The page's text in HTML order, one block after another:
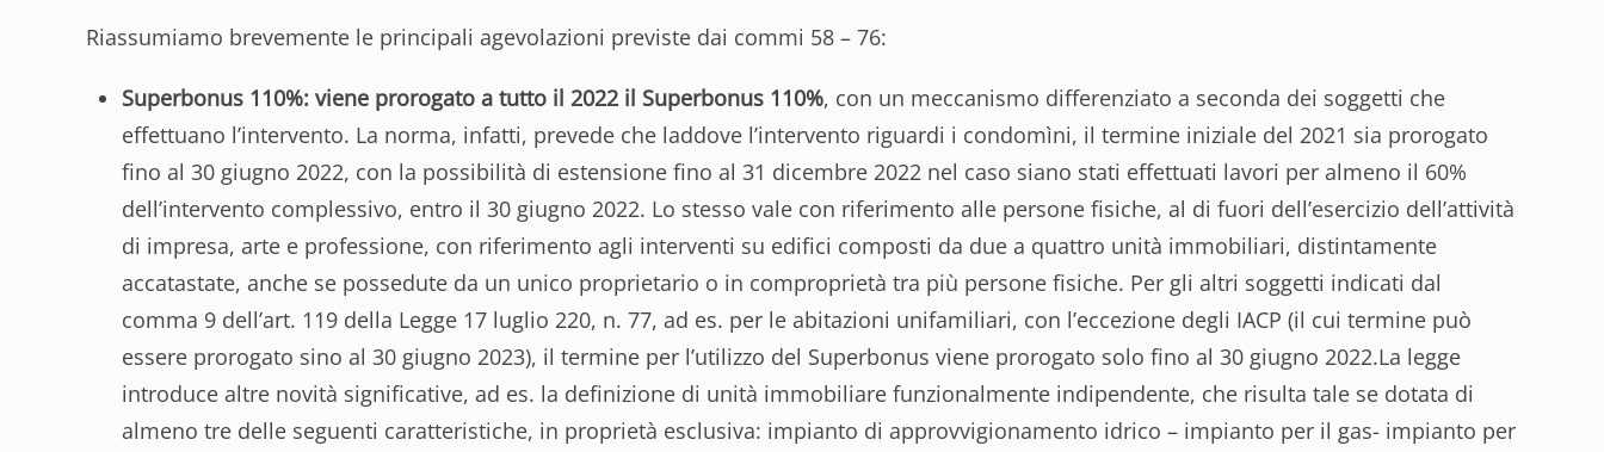
Riassumiamo brevemente le principali agevolazioni previste dai commi 58 – 76:
Superbonus 110%: viene prorogato a tutto il 2022 il Superbonus 110%, con un meccanismo differenziato a seconda dei soggetti che
effettuano l’intervento. La norma, infatti, prevede che laddove l’intervento riguardi i condomìni, il termine iniziale del 2021 sia prorogato
fino al 30 giugno 2022, con la possibilità di estensione fino al 31 dicembre 2022 nel caso siano stati effettuati lavori per almeno il 60%
dell’intervento complessivo, entro il 30 giugno 2022. Lo stesso vale con riferimento alle persone fisiche, al di fuori dell’esercizio dell’attività
di impresa, arte e professione, con riferimento agli interventi su edifici composti da due a quattro unità immobiliari, distintamente
accatastate, anche se possedute da un unico proprietario o in comproprietà tra più persone fisiche. Per gli altri soggetti indicati dal
comma 9 dell’art. 119 della Legge 17 luglio 220, n. 77, ad es. per le abitazioni unifamiliari, con l’eccezione degli IACP (il cui termine può
essere prorogato sino al 30 giugno 2023), il termine per l’utilizzo del Superbonus viene prorogato solo fino al 30 giugno 2022.La legge
introduce altre novità significative, ad es. la definizione di unità immobiliare funzionalmente indipendente, che risulta tale se dotata di
almeno tre delle seguenti caratteristiche, in proprietà esclusiva: impianto di approvvigionamento idrico – impianto per il gas- impianto per